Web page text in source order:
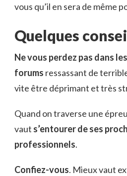
vous qu’il en sera de même
Quelques
Ne vous perdez pas dans
forums ressassant de
vite être déprimant et très
Quand on traverse une
vaut s’entourer de ses
professionnels.
Confiez-vous. Mieux vaut